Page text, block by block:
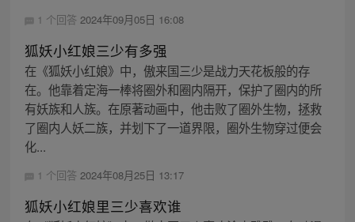
1 个回答 2024年09月05日 16:08
狐妖小红娘三少有多强
在《狐妖小红娘》中，傲来国三少是战力天花板般的存
在。他靠着定海一棒将圈外和圈内隔开，保护了圈内的所
有妖族和人族。在原著动画中，他击败了圈外生物，拯救
了圈内人妖二族，并划下了一道界限，圈外生物穿过便会
化...
1 个回答 2024年08月25日 13:17
狐妖小红娘里三少喜欢谁